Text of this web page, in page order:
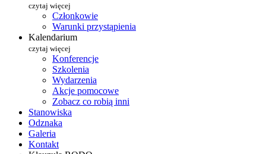
czytaj więcej
Członkowie
Warunki przystąpienia
Kalendarium
czytaj więcej
Konferencje
Szkolenia
Wydarzenia
Akcje pomocowe
Zobacz co robią inni
Stanowiska
Odznaka
Galeria
Kontakt